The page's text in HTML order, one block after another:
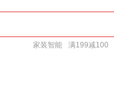
家装智能 满199减100